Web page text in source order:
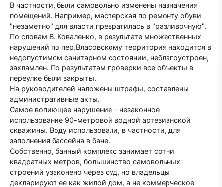
В частности, были самовольно изменены назначения
помещений. Например, мастерская по ремонту обуви
"незаметно" для власти превратилась в "разливочную".
По словам В. Коваленко, в результате множественных
нарушений по пер.Власовскому территория находится в
недопустимом санитарном состоянии, неблагоустроен,
захламлен. По результатам проверки все объекты в
переулке были закрыты.
На руководителей наложены штрафы, составлены
административные акты.
Самое вопиющее нарушение - незаконное
использование 90-метровой водной артезианской
скважины. Воду использовали, в частности, для
заполнения бассейна в бане.
Собственно, банный комплекс занимает сотни
квадратных метров, большинство самовольных
строений узаконено через суд, но владельцы
декларируют ее как жилой дом, а не коммерческое